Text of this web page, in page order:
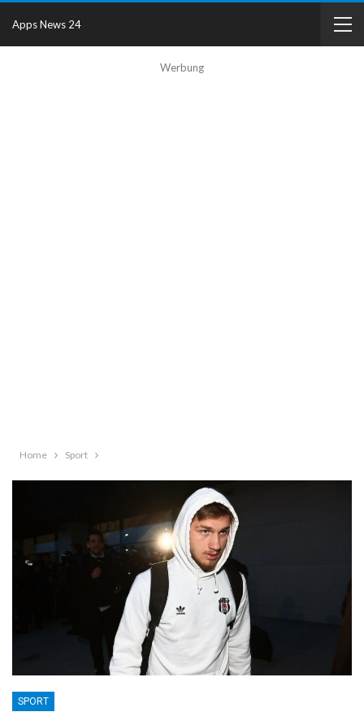
Werbung
Apps News 24
Home Sport
SPORT